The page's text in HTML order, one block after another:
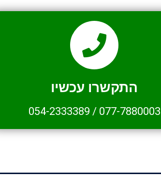
התקשרו עכשיו
077-7880003
/
054-2333389